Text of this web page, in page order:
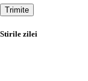
Trimite
Stirile zilei